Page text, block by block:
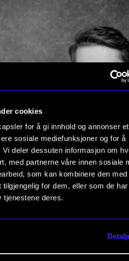
cookies
for å gi innhold og annonser et
sosiale mediefunksjoner og for å
deler dessuten informasjon om
med partnerne våre innen sosiale
som kan kombinere den med
tilgjengelig for dem, eller som de
tjenestene deres.